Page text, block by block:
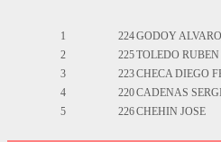
1 224GODOY ALVARO
2
225TOLEDO
3
223CHECA DIEGO
4
220CADENAS
5
226CHEHIN JOSE